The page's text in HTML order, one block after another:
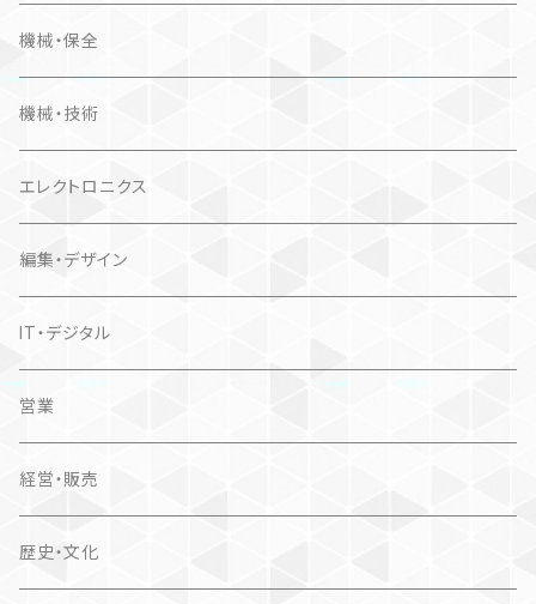
機械・保全
機械・技術
エレクトロニクス
編集・デザイン
IT・デジタル
営業
経営・販売
歴史・文化